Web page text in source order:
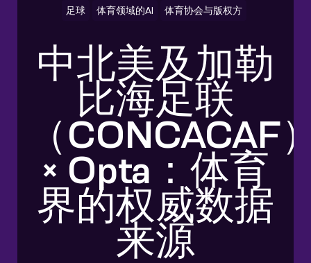
足球 体育领域的AI 体育协会与版权方
中北美及加勒
比海足联
（CONCACAF
× Opta：体育
界的权威数据
来源